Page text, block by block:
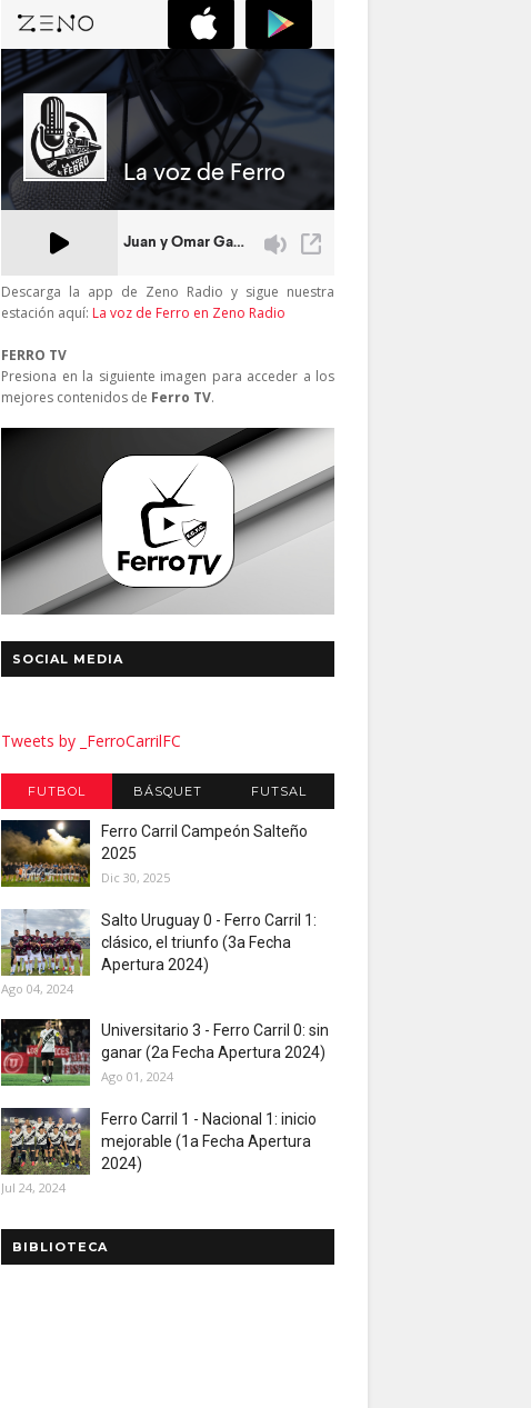
Descarga la app de Zeno Radio y sigue nuestra
estación aquí: La voz de Ferro en Zeno Radio
FERRO TV
Presiona en la siguiente imagen para acceder a los
mejores contenidos de Ferro TV.
SOCIAL MEDIA
Tweets by _FerroCarrilFC
FUTBOL BÁSQUET FUTSAL
Ferro Carril Campeón Salteño
2025
Dic 30, 2025
Salto Uruguay 0 - Ferro Carril 1:
clásico, el triunfo (3a Fecha
Apertura 2024)
Ago 04, 2024
Universitario 3 - Ferro Carril 0: sin
ganar (2a Fecha Apertura 2024)
Ago 01, 2024
Ferro Carril 1 - Nacional 1: inicio
mejorable (1a Fecha Apertura
2024)
Jul 24, 2024
BIBLIOTECA